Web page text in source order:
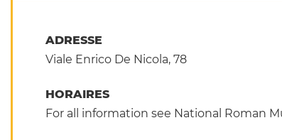
ADRESSE
Viale Enrico De Nicola, 78
HORAIRES
For all information see National Roman